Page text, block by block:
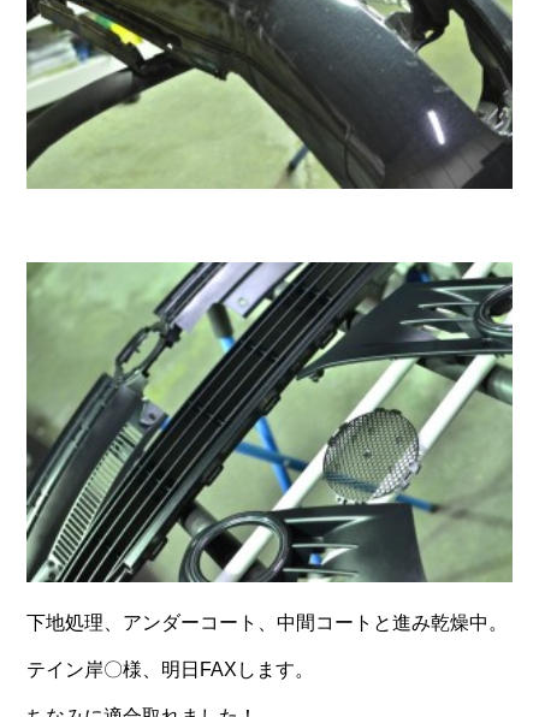
下地処理、アンダーコート、中間コートと進み乾燥中。
テイン岸〇様、明日FAXします。